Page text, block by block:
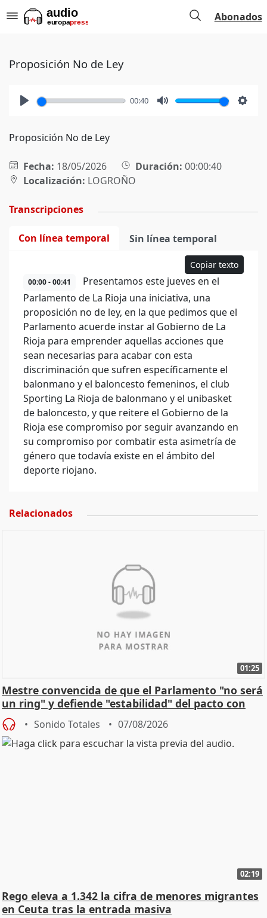
Abonados
Proposición No de Ley
00:40
Proposición No de Ley
Fecha: 18/05/2026 Duración: 00:00:40
Localización: LOGROÑO
Transcripciones
Con línea temporal Sin línea temporal
Copiar texto
00:00 - 00:41
Presentamos este jueves en el
Parlamento de La Rioja una iniciativa, una
proposición no de ley, en la que pedimos que el
Parlamento acuerde instar al Gobierno de La
Rioja para emprender aquellas acciones que
sean necesarias para acabar con esta
discriminación que sufren específicamente el
balonmano y el baloncesto femeninos, el club
Sporting La Rioja de balonmano y el unibasket
de baloncesto, y que reitere el Gobierno de la
Rioja ese compromiso por seguir avanzando en
su compromiso por combatir esta asimetría de
género que todavía existe en el ámbito del
deporte riojano.
Relacionados
01:25
Mestre convencida de que el Parlamento "no será
un ring" y defiende "estabilidad" del pacto con
Vox
Sonido Totales 07/08/2026
02:19
Rego eleva a 1.342 la cifra de menores migrantes
en Ceuta tras la entrada masiva